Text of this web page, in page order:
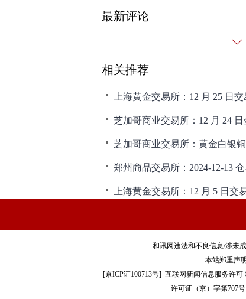
最新评论
相关推荐
上海黄金交易所：12 月 25 日
芝加哥商业交易所：12 月 24
郑州商品交易所：2024-12-13
上海黄金交易所：12 月 5 日交
和讯网违法和不良信息/涉未
本站郑重声
[京ICP证100713号] 互联网新闻信息服务许可
许可证（京）字第707号